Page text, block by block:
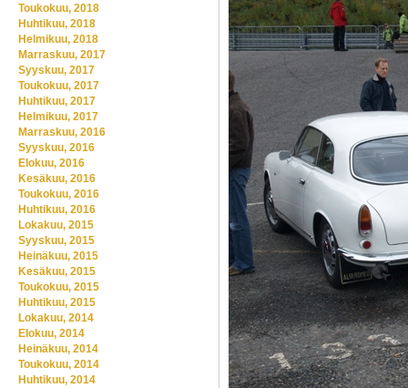
Toukokuu, 2018
Huhtikuu, 2018
Helmikuu, 2018
Marraskuu, 2017
Syyskuu, 2017
Toukokuu, 2017
Huhtikuu, 2017
Helmikuu, 2017
Marraskuu, 2016
Syyskuu, 2016
Elokuu, 2016
Kesäkuu, 2016
Toukokuu, 2016
Huhtikuu, 2016
Lokakuu, 2015
Syyskuu, 2015
Heinäkuu, 2015
Kesäkuu, 2015
Toukokuu, 2015
Huhtikuu, 2015
Lokakuu, 2014
Elokuu, 2014
Heinäkuu, 2014
Toukokuu, 2014
Huhtikuu, 2014